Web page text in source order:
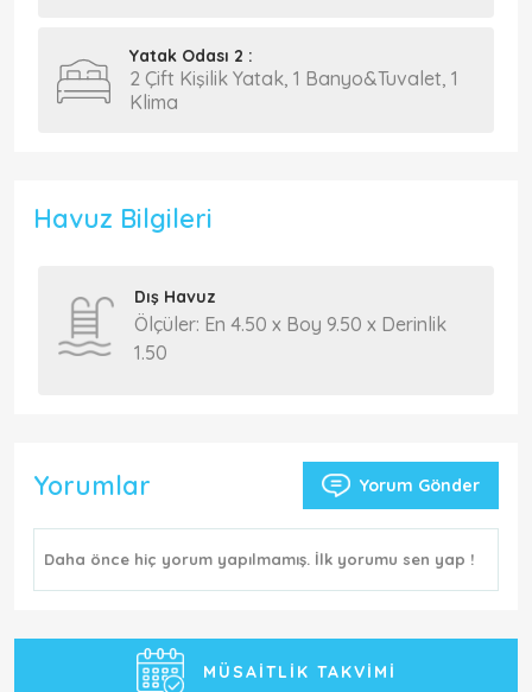
Yatak Odası 2 :
2 Çift Kişilik Yatak, 1 Banyo&Tuvalet, 1
Klima
Havuz Bilgileri
Dış Havuz
Ölçüler: En 4.50 x Boy 9.50 x Derinlik
1.50
Yorumlar Yorum Gönder
Daha önce hiç yorum yapılmamış. İlk yorumu sen yap !
MÜSAITLIK TAKVIMI